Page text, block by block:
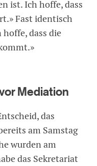
ist. Ich hoffe, dass
Fast identisch
dass die
Mediation
das
am Samstag
wurden am
das Sekretariat